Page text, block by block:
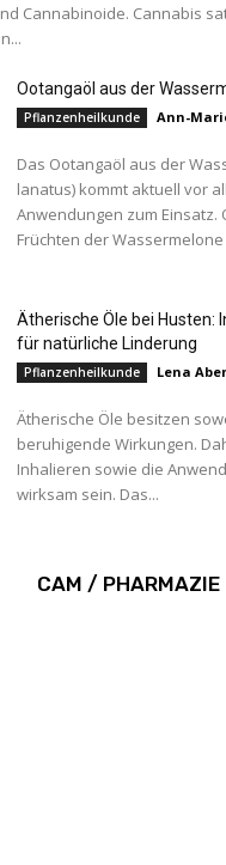
Cannabinoide. Cannabis
Ootangaöl aus der
Pflanzenheilkunde Ann-
Das Ootangaöl aus der
lanatus) kommt aktuell vor
Anwendungen zum Einsatz.
Früchten der
Ätherische Öle bei Husten:
für natürliche Linderung
Pflanzenheilkunde Lena
Ätherische Öle besitzen
beruhigende Wirkungen.
Inhalieren sowie die
wirksam sein. Das...
CAM / PHARMAZIE